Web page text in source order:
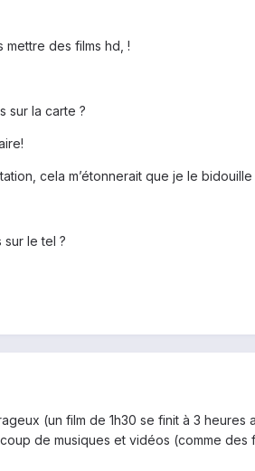
des films hd, !
sur la carte ?
cela m’étonnerait que je le
le tel ?
(un film de 1h30 se finit à 3
de musiques et vidéos (comme des